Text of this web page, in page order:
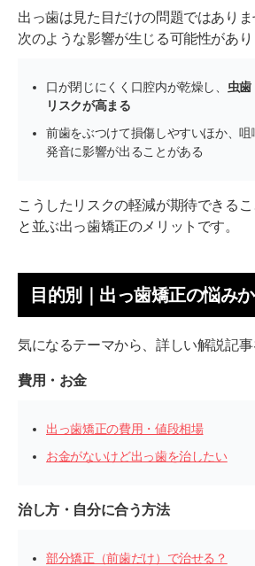
出っ歯は見た目だけの問題ではありま
次のような影響が生じる可能性があり
口が閉じにくく口腔内が乾燥し、 虫歯
リスクが高まる
前歯をぶつけて損傷しやすいほか、
発音に影響が出ることがある
こうしたリスクの軽減が期待できる
と並ぶ出っ歯矯正のメリットです。
目的別｜出っ歯矯正の悩み
気になるテーマから、詳しい解説記事
費用・お金
出っ歯矯正の費用・値段相場
お金がないけど出っ歯を治したい
治し方・自分に合う方法
部分矯正（前歯だけ）で治せる？